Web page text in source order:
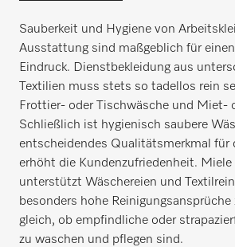
Sauberkeit und Hygiene von
Ausstattung sind maßgeblich für
Eindruck. Dienstbekleidung aus
Textilien muss stets so tadellos rein
Frottier- oder Tischwäsche und Miet-
Schließlich ist hygienisch saubere
entscheidendes Qualitätsmerkmal für
erhöht die Kundenzufriedenheit. Miele
unterstützt Wäschereien und
besonders hohe
gleich, ob empfindliche oder
zu waschen und pflegen sind.